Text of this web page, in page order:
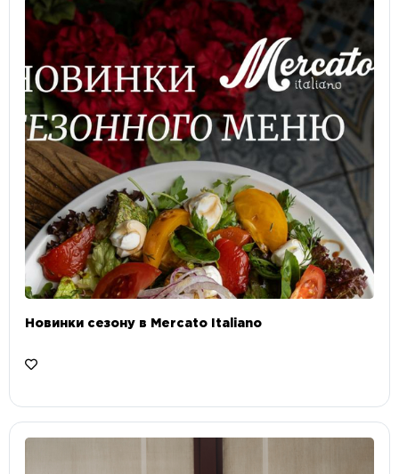
Новинки сезону в Mercato Italiano